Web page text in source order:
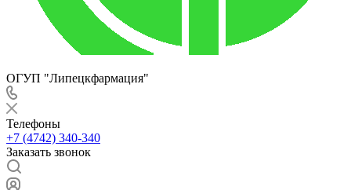
ОГУП "Липецкфармация"
Телефоны
+7 (4742) 340-340
Заказать звонок